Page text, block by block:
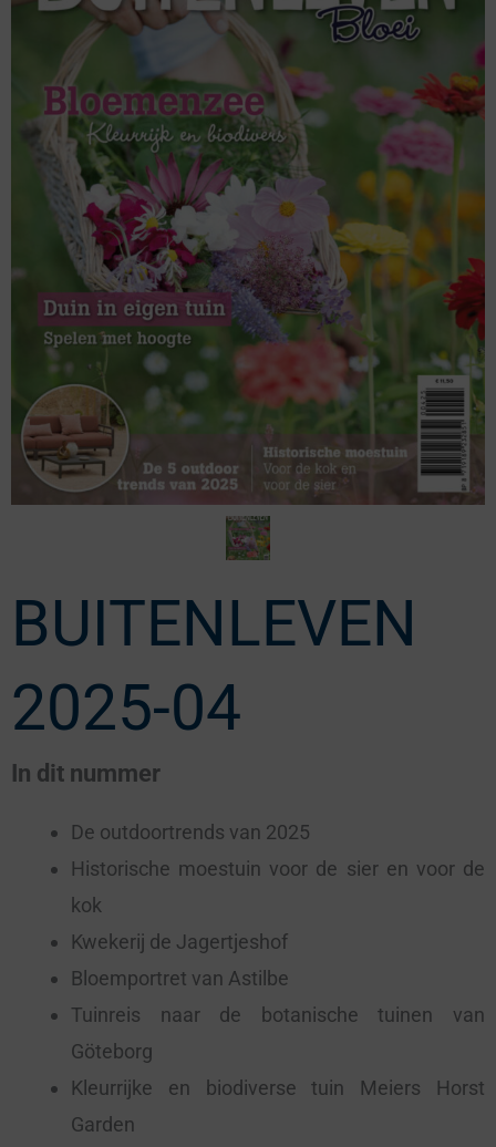
BUITENLEVEN
2025-04
In dit nummer
De outdoortrends van 2025
Historische moestuin voor de sier en voor de
kok
Kwekerij de Jagertjeshof
Bloemportret van Astilbe
Tuinreis naar de botanische tuinen van
Göteborg
Kleurrijke en biodiverse tuin Meiers Horst
Garden